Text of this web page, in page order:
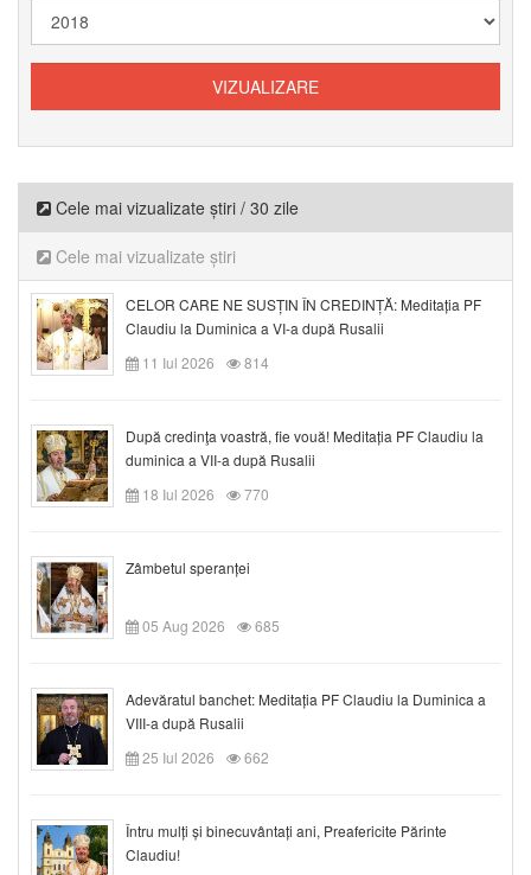
Cele mai vizualizate știri / 30 zile
Cele mai vizualizate știri
CELOR CARE NE SUSȚIN ÎN CREDINȚĂ: Meditația PF
Claudiu la Duminica a VI-a după Rusalii
11 Iul 2026
814
După credinţa voastră, fie vouă! Meditația PF Claudiu la
duminica a VII-a după Rusalii
18 Iul 2026
770
Zâmbetul speranței
05 Aug 2026 685
Adevăratul banchet: Meditația PF Claudiu la Duminica a
VIII-a după Rusalii
25 Iul 2026
662
Întru mulți și binecuvântați ani, Preafericite Părinte
Claudiu!